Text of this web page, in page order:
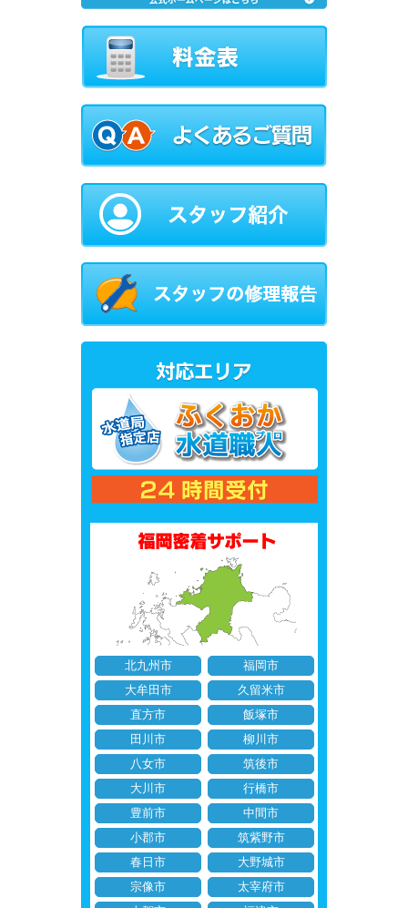
北九州市
福岡市
大牟田市
久留米市
直方市
飯塚市
田川市
柳川市
八女市
筑後市
大川市
行橋市
豊前市
中間市
小郡市
筑紫野市
春日市
大野城市
宗像市
太宰府市